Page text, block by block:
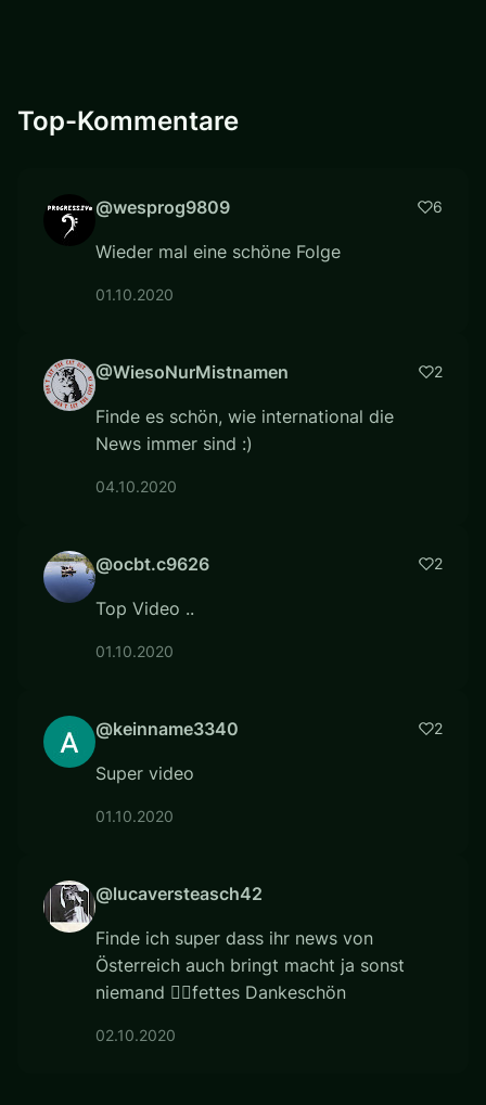
Top-Kommentare
@wesprog9809 6
Wieder mal eine schöne Folge
01.10.2020
@WiesoNurMistnamen 2
Finde es schön, wie international die
News immer sind :)
04.10.2020
@ocbt.c9626 2
Top Video ..
01.10.2020
@keinname3340 2
Super video
01.10.2020
@lucaversteasch42
Finde ich super dass ihr news von
Österreich auch bringt macht ja sonst
niemand 👍🏻fettes Dankeschön
02.10.2020